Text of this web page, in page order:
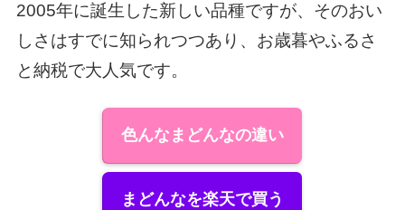
2005年に誕生した新しい品種ですが、そのおい
しさはすでに知られつつあり、お歳暮やふるさ
と納税で大人気です。
色んなまどんなの違い
まどんなを楽天で買う